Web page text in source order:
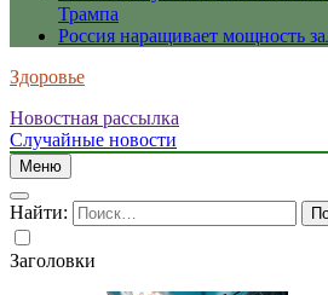
Трампа
Россия наращивает мощность
Здоровье
Новостная рассылка
Случайные новости
Меню
Найти:
Заголовки